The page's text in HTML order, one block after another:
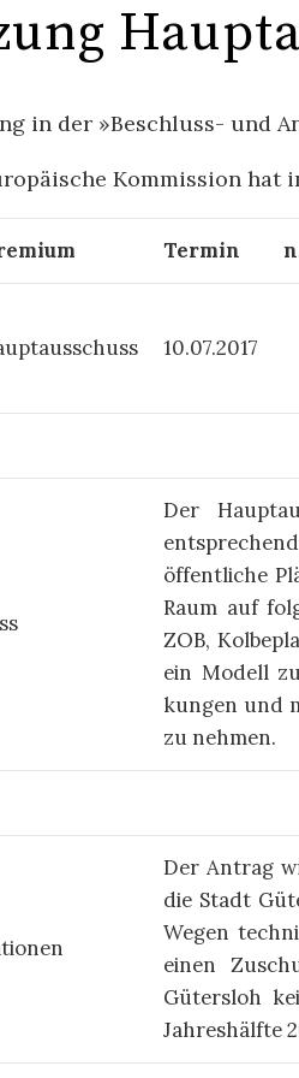
in der »Beschluss- und
Kom­mis­sion
Termin
10.07.2017
Der
öffentliche
Raum auf
ZOB,
ein Modell
kungen und
zu nehmen.
Der Antrag
die Stadt
Wegen
einen
Gütersloh
Jahreshälfte